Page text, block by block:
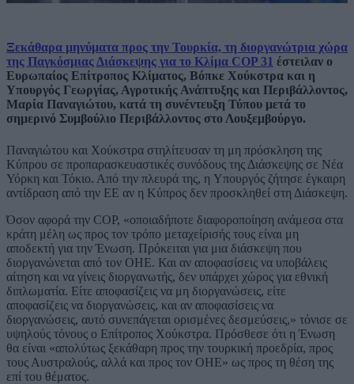
Ξεκάθαρα μηνύματα προς την Τουρκία, τη διοργανώτρια χώρα
της Παγκόσμιας Διάσκεψης για το Κλίμα COP 31 έστειλαν ο
Ευρωπαίος Επίτροπος Κλίματος, Βόπκε Χούκστρα και η
Yπουργός Γεωργίας, Αγροτικής Ανάπτυξης και Περιβάλλοντος,
Μαρία Παναγιώτου, κατά τη συνέντευξη Τύπου μετά το
σημερινό Συμβούλιο Περιβάλλοντος στο Λουξεμβούργο.
Παναγιώτου και Χούκστρα στηλίτευσαν τη μη πρόσκληση της
Κύπρου σε προπαρασκευαστικές συνόδους της Διάσκεψης σε Νέα
Υόρκη και Τόκιο. Από την πλευρά της, η Yπουργός ζήτησε έγκαιρη
αντίδραση από την ΕΕ αν η Κύπρος δεν προσκληθεί στη Διάσκεψη.
Όσον αφορά την COP, «οποιαδήποτε διαφοροποίηση ανάμεσα στα
κράτη μέλη ως προς τον τρόπο μεταχείρισής τους είναι μη
αποδεκτή για την Ένωση. Πρόκειται για μια διάσκεψη που
διοργανώνεται από τον ΟΗΕ. Και αν αποφασίσεις να υποβάλεις
αίτηση και να γίνεις διοργανωτής, δεν υπάρχει χώρος για εθνική
διπλωματία. Είτε αποφασίζεις να μη διοργανώσεις, είτε
αποφασίζεις να διοργανώσεις, και αν αποφασίσεις να
διοργανώσεις, αυτό συνεπάγεται ορισμένες δεσμεύσεις,» τόνισε σε
υψηλούς τόνους ο Επίτροπος Χούκστρα. Πρόσθεσε ότι η Ένωση
θα είναι «απολύτως ξεκάθαρη προς την τουρκική προεδρία, προς
τους Αυστραλούς, αλλά και προς τον ΟΗΕ» ως προς τη θέση της
επί του θέματος.